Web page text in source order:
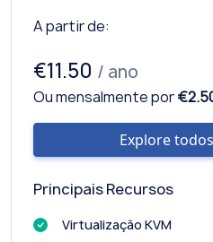
A partir de:
€11.50 / ano
Ou mensalmente por
Explore
Principais Recursos
Virtualização KVM